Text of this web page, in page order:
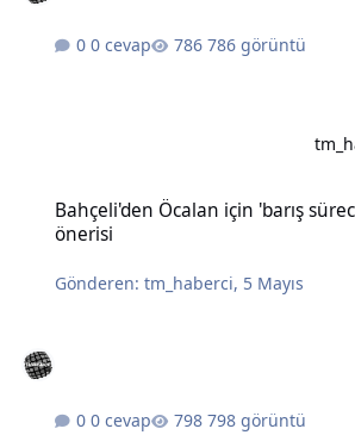
0 cevap 786 görüntü
Bahçeli'den Öcalan için 'barış
önerisi
Gönderen:tm_haberci, 5 Mayıs
0 cevap 798 görüntü